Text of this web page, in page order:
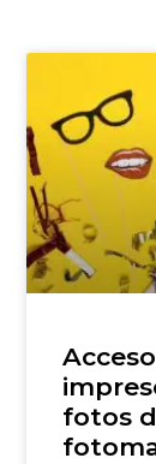
fotos